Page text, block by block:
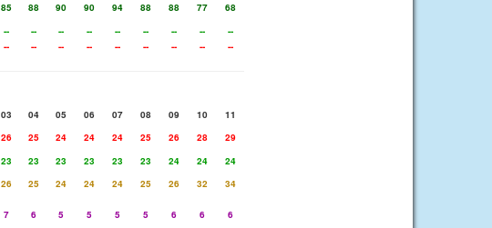
85 88 90 90 94 88 88 77
68
-- -- -- -- -- -- -- --
--
-- -- -- -- -- -- -- -- --
03 04 05 06 07 08 09 10
11
26 25 24 24 24 25 26 28
29
23 23 23 23 23 23 24 24
24
26 25 24 24 24 25 26 32
34
7 6 5 5 5 5 6 6
6